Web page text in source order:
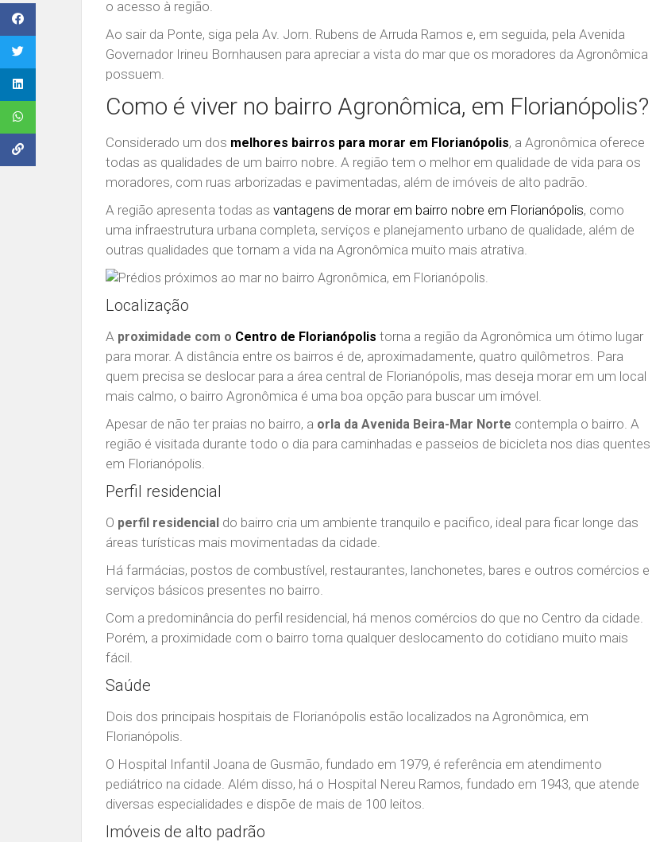
o acesso à região.
Ao sair da Ponte, siga pela Av. Jorn. Rubens de Arruda Ramos e, em seguida, pela Avenida
Governador Irineu Bornhausen para apreciar a vista do mar que os moradores da Agronômica
possuem.
Como é viver no bairro Agronômica, em Florianópolis?
Considerado um dos melhores bairros para morar em Florianópolis, a Agronômica oferece
todas as qualidades de um bairro nobre. A região tem o melhor em qualidade de vida para os
moradores, com ruas arborizadas e pavimentadas, além de imóveis de alto padrão.
A região apresenta todas as vantagens de morar em bairro nobre em Florianópolis, como
uma infraestrutura urbana completa, serviços e planejamento urbano de qualidade, além de
outras qualidades que tornam a vida na Agronômica muito mais atrativa.
Localização
A proximidade com o Centro de Florianópolis torna a região da Agronômica um ótimo lugar
para morar. A distância entre os bairros é de, aproximadamente, quatro quilômetros. Para
quem precisa se deslocar para a área central de Florianópolis, mas deseja morar em um local
mais calmo, o bairro Agronômica é uma boa opção para buscar um imóvel.
Apesar de não ter praias no bairro, a orla da Avenida Beira-Mar Norte contempla o bairro. A
região é visitada durante todo o dia para caminhadas e passeios de bicicleta nos dias quentes
em Florianópolis.
Perfil residencial
O perfil residencial do bairro cria um ambiente tranquilo e pacifico, ideal para ficar longe das
áreas turísticas mais movimentadas da cidade.
Há farmácias, postos de combustível, restaurantes, lanchonetes, bares e outros comércios e
serviços básicos presentes no bairro.
Com a predominância do perfil residencial, há menos comércios do que no Centro da cidade.
Porém, a proximidade com o bairro torna qualquer deslocamento do cotidiano muito mais
fácil.
Saúde
Dois dos principais hospitais de Florianópolis estão localizados na Agronômica, em
Florianópolis.
O Hospital Infantil Joana de Gusmão, fundado em 1979, é referência em atendimento
pediátrico na cidade. Além disso, há o Hospital Nereu Ramos, fundado em 1943, que atende
diversas especialidades e dispõe de mais de 100 leitos.
Imóveis de alto padrão